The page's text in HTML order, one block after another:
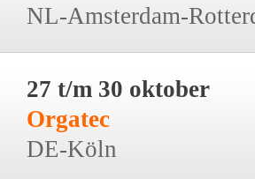
NL-Amsterdam-
27 t/m 30 oktober
Orgatec
DE-Köln